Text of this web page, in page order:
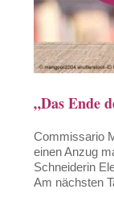
„Das Ende
Commissario
einen Anzug
Schneiderin
Am nächsten